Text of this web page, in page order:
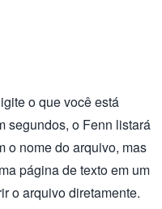
o que você está
segundos, o Fenn listará
o nome do arquivo, mas
página de texto em um
o arquivo diretamente.